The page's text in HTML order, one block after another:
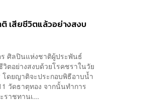
เสียชีวิตแล้วอย่างสงบ
ศิลปินแห่งชาติผู้ประพันธ์
ตอย่างสงบด้วยโรคชราในวัย
โดยญาติจะประกอบพิธีอาบน้ำ
วัดธาตุทอง จากนั้นทำการ
ราชทานเ...